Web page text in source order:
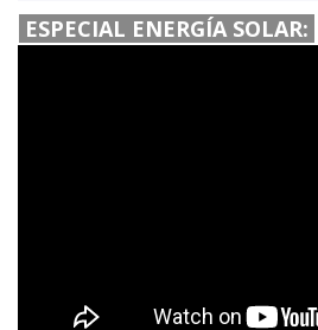
ESPECIAL ENERGÍA SOLAR: